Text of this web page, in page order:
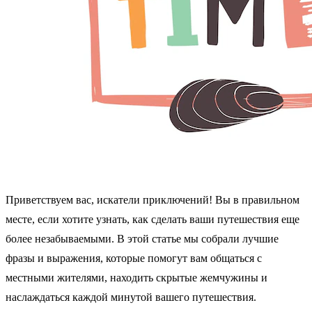
Приветствуем вас, искатели приключений! Вы в правильном
месте, если хотите узнать, как сделать ваши путешествия еще
более незабываемыми. В этой статье мы собрали лучшие
фразы и выражения, которые помогут вам общаться с
местными жителями, находить скрытые жемчужины и
наслаждаться каждой минутой вашего путешествия.